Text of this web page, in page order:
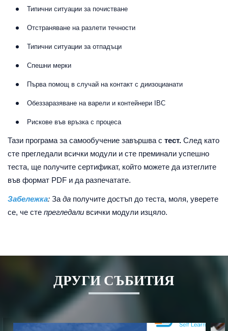
Типични ситуации за почистване
Отстраняване на разлети течности
Типични ситуации за отпадъци
Спешни мерки
Първа помощ в случай на контакт с диизоцианати
Обеззаразяване на варели и контейнери IBC
Рискове във връзка с процеса
Тази програма за самообучение завършва с тест. След като
сте прегледали всички модули и сте преминали успешно
теста, ще получите сертификат, който можете да изтеглите
във формат PDF и да разпечатате.
Забележка: За да получите достъп до теста, моля, уверете
се, че сте прегледали всички модули изцяло.
ДРУГИ СЪБИТИЯ